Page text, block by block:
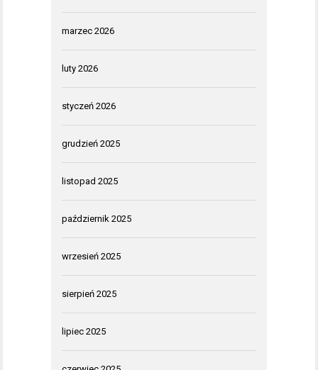
marzec 2026
luty 2026
styczeń 2026
grudzień 2025
listopad 2025
październik 2025
wrzesień 2025
sierpień 2025
lipiec 2025